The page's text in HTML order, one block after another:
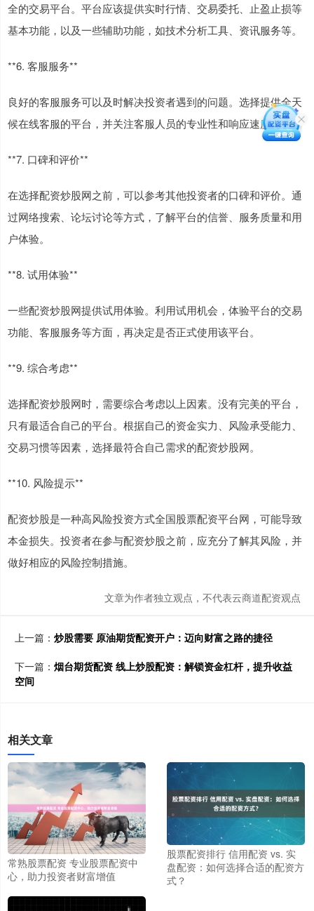
全的交易平台。平台应该提供实时行情、交易委托、止盈止损等
基本功能，以及一些辅助功能，如技术分析工具、资讯服务等。
**6. 客服服务**
良好的客服服务可以及时解决投资者遇到的问题。选择提供全天
候在线客服的平台，并关注客服人员的专业性和响应速度。
**7. 口碑和评价**
在选择配资炒股网之前，可以参考其他投资者的口碑和评价。通
过网络搜索、论坛讨论等方式，了解平台的信誉、服务质量和用
户体验。
**8. 试用体验**
一些配资炒股网提供试用体验。利用试用机会，体验平台的交易
功能、客服服务等方面，再决定是否正式使用该平台。
**9. 综合考虑**
选择配资炒股网时，需要综合考虑以上因素。没有完美的平台，
只有最适合自己的平台。根据自己的资金实力、风险承受能力、
交易习惯等因素，选择最符合自己需求的配资炒股网。
**10. 风险提示**
配资炒股是一种高风险投资方式全国股票配资平台网，可能导致
本金损失。投资者在参与配资炒股之前，应充分了解其风险，并
做好相应的风险控制措施。
文章为作者独立观点，不代表云商道配资观点
上一篇： 炒股需要 原油期货配资开户：迈向财富之路的捷径
下一篇： 烟台期货配资 线上炒股配资：解锁资金杠杆，提升收益
空间
相关文章
常熟股票配资 专业股票配资中
心，助力投资者财富增值
股票配资排行 信用配资 vs. 实
盘配资：如何选择合适的配资方
式？